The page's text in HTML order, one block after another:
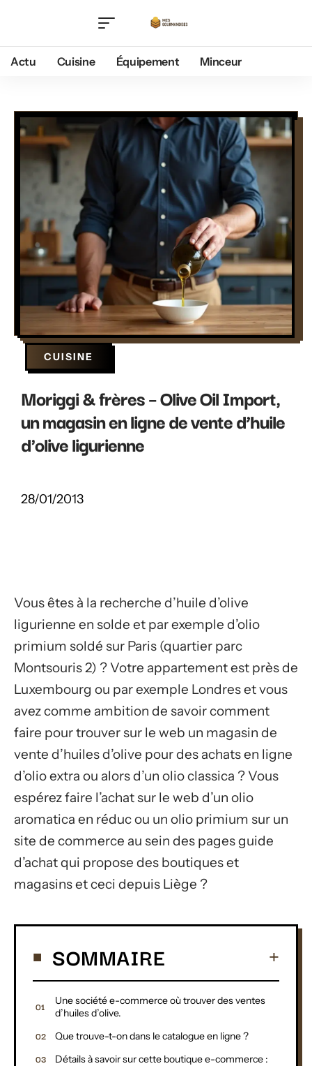
Actu Cuisine Équipement Minceur
CUISINE
Moriggi & frères – Olive Oil Import,
un magasin en ligne de vente d’huile
d'olive ligurienne
28/01/2013
Vous êtes à la recherche d’huile d’olive
ligurienne en solde et par exemple d’olio
primium soldé sur Paris (quartier parc
Montsouris 2) ? Votre appartement est près de
Luxembourg ou par exemple Londres et vous
avez comme ambition de savoir comment
faire pour trouver sur le web un magasin de
vente d’huiles d’olive pour des achats en ligne
d’olio extra ou alors d’un olio classica ? Vous
espérez faire l’achat sur le web d’un olio
aromatica en réduc ou un olio primium sur un
site de commerce au sein des pages guide
d’achat qui propose des boutiques et
magasins et ceci depuis Liège ?
SOMMAIRE
Une société e-commerce où trouver des ventes
d’huiles d’olive.
Que trouve-t-on dans le catalogue en ligne ?
Détails à savoir sur cette boutique e-commerce :